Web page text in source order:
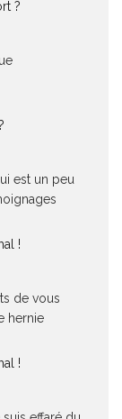
?
est un peu
!
de vous
hernie
!